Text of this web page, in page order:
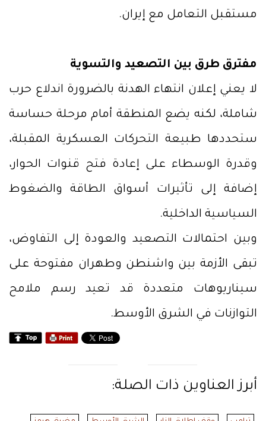
مستقبل التعامل مع إيران.
مفترق طرق بين التصعيد والتسوية
لا يعني إعلان انتهاء الهدنة بالضرورة اندلاع حرب
شاملة، لكنه يضع المنطقة أمام مرحلة حساسة
ستحددها طبيعة التحركات العسكرية المقبلة،
وقدرة الوسطاء على إعادة فتح قنوات الحوار،
إضافة إلى تأثيرات أسواق الطاقة والضغوط
السياسية الداخلية.
وبين احتمالات التصعيد والعودة إلى التفاوض،
تبقى الأزمة بين واشنطن وطهران مفتوحة على
سيناريوهات متعددة قد تعيد رسم ملامح
التوازنات في الشرق الأوسط.
أبرز العناوين ذات الصلة: